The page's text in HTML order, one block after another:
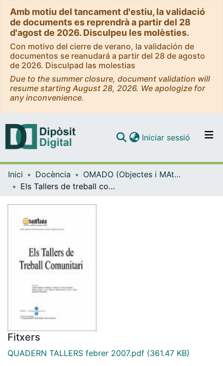
Amb motiu del tancament d'estiu, la validació
de documents es reprendrà a partir del 28
d'agost de 2026. Disculpeu les molèsties.
Con motivo del cierre de verano, la validación de
documentos se reanudará a partir del 28 de agosto
de 2026. Disculpad las molestias
Due to the summer closure, document validation will
resume starting August 28, 2026. We apologize for
any inconvenience.
Navega per tot el DD
Iniciar sessió (current)
Inici Docència
OMADO (Objectes i MAterials DOcents)
Els Tallers de treball comunitari
Fitxers
QUADERN TALLERS febrer 2007.pdf (361.47 KB)